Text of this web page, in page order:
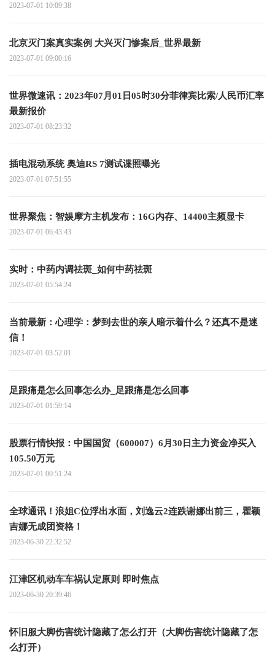
2023-07-01 10:09:38
北京灭门案真实案例 大兴灭门惨案后_世界最新
2023-07-01 09:00:16
世界微速讯：2023年07月01日05时30分菲律宾比索/人民币汇率
最新报价
2023-07-01 08:23:32
插电混动系统 奥迪RS 7测试谍照曝光
2023-07-01 07:51:55
世界聚焦：智娱摩方主机发布：16G内存、14400主频显卡
2023-07-01 06:43:43
实时：中药内调祛斑_如何中药祛斑
2023-07-01 05:54:24
当前最新：心理学：梦到去世的亲人暗示着什么？还真不是迷
信！
2023-07-01 03:52:01
足跟痛是怎么回事怎么办_足跟痛是怎么回事
2023-07-01 01:59:14
股票行情快报：中国国贸（600007）6月30日主力资金净买入
105.50万元
2023-07-01 00:51:24
全球通讯！浪姐C位浮出水面，刘逸云2连跌谢娜出前三，瞿颖
吉娜无成团资格！
2023-06-30 22:32:52
江津区机动车车祸认定原则 即时焦点
2023-06-30 20:39:46
怀旧服大脚伤害统计隐藏了怎么打开（大脚伤害统计隐藏了怎
么打开）